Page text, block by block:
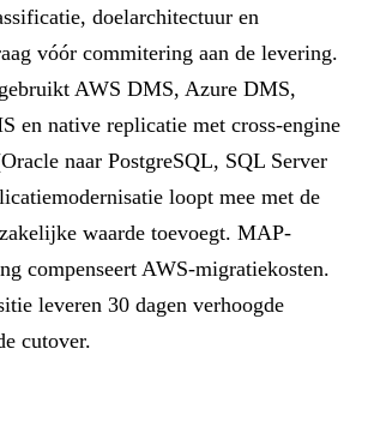
doelarchitectuur en
vóór commitering aan de levering.
AWS DMS, Azure DMS,
en native replicatie met cross-engine
naar PostgreSQL, SQL Server
loopt mee met de
waarde toevoegt. MAP-
compenseert AWS-migratiekosten.
leveren 30 dagen verhoogde
cutover.